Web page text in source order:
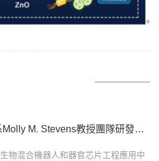
倫敦帝國理工學院材料系Molly M. Stevens教授團隊研發磁力驅動形成3D獨立式軟生物支架
物混合機器人和器官芯片工程應用中